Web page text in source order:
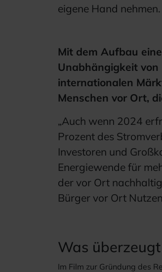
eigene Hand nehmen.
Mit dem Aufbau
Unabhängigkeit
internationalen
Menschen vor Ort,
„Auch wenn 2024
Prozent des
Investoren und
Energiewende für
der vor Ort
Bürger vor Ort
Was
Im Film zur Gründung des